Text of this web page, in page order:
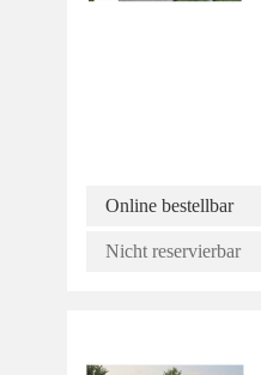
Online bestellbar
Nicht reservierbar